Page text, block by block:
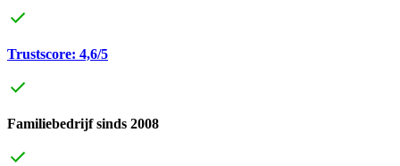
Trustscore: 4,6/5
Familiebedrijf sinds 2008